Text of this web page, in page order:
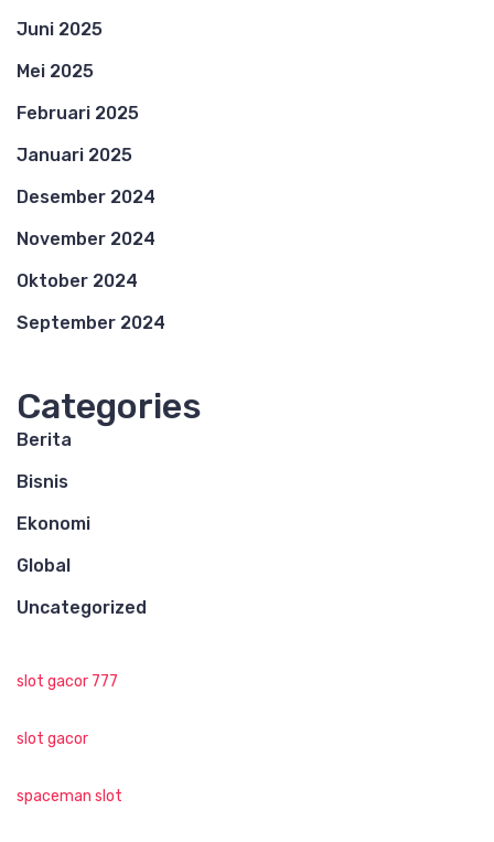
Juni 2025
Mei 2025
Februari 2025
Januari 2025
Desember 2024
November 2024
Oktober 2024
September 2024
Categories
Berita
Bisnis
Ekonomi
Global
Uncategorized
slot gacor 777
slot gacor
spaceman slot